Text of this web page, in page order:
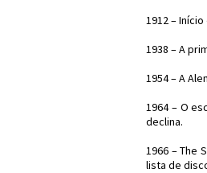
1912 –
1938 – A
1954 – A
1964 – O
declina.
1966 – The
lista de